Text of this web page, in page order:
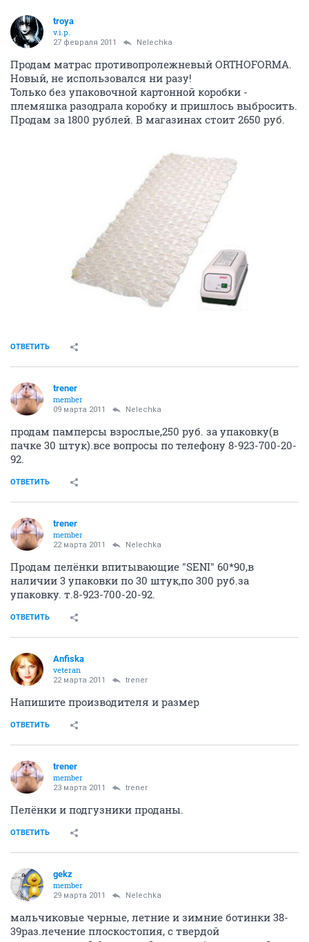
troya
v.i.p.
27 февраля 2011 Nelechka
Продам матрас противопролежневый ORTHOFORMA.
Новый, не использовался ни разу!
Только без упаковочной картонной коробки -
племяшка разодрала коробку и пришлось выбросить.
Продам за 1800 рублей. В магазинах стоит 2650 руб.
ОТВЕТИТЬ
trener
member
09 марта 2011 Nelechka
продам памперсы взрослые,250 руб. за упаковку(в
пачке 30 штук).все вопросы по телефону 8-923-700-20-
92.
ОТВЕТИТЬ
trener
member
22 марта 2011 Nelechka
Продам пелёнки впитывающие "SENI" 60*90,в
наличии 3 упаковки по 30 штук,по 300 руб.за
упаковку. т.8-923-700-20-92.
ОТВЕТИТЬ
Anfiska
veteran
22 марта 2011 trener
Напишите производителя и размер
ОТВЕТИТЬ
trener
member
23 марта 2011 trener
Пелёнки и подгузники проданы.
ОТВЕТИТЬ
gekz
member
29 марта 2011 Nelechka
мальчиковые черные, летние и зимние ботинки 38-
39раз.лечение плоскостопия, с твердой